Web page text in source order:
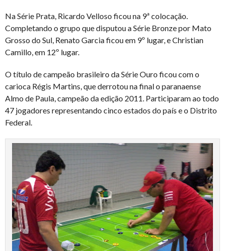
Na Série Prata, Ricardo Velloso ficou na 9ª colocação.
Completando o grupo que disputou a Série Bronze por Mato
Grosso do Sul, Renato Garcia ficou em 9º lugar, e Christian
Camillo, em 12º lugar.
O título de campeão brasileiro da Série Ouro ficou com o
carioca Régis Martins, que derrotou na final o paranaense
Almo de Paula, campeão da edição 2011. Participaram ao todo
47 jogadores representando cinco estados do país e o Distrito
Federal.